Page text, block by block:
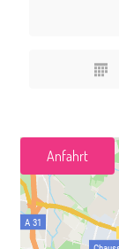
Anfahrt